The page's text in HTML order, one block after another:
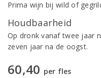
Prima wijn bij wild of
Houdbaarheid
Op dronk vanaf twee jaar
zeven jaar na de oogst.
60,40 per fles